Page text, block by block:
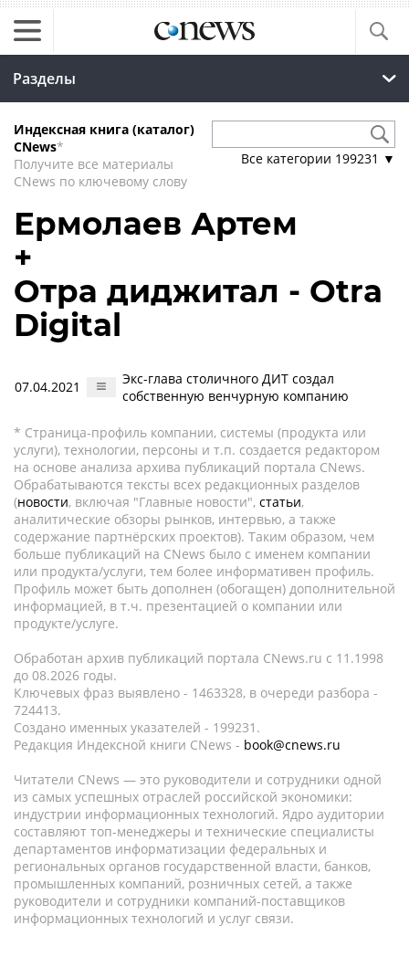
Разделы
Индексная книга (каталог)
CNews*
Получите все материалы
CNews по ключевому слову
Все категории 199231 ▼
Ермолаев Артем
+
Отра диджитал - Otra
Digital
07.04.2021
Экс-глава столичного ДИТ создал
собственную венчурную компанию
* Страница-профиль компании, системы (продукта или
услуги), технологии, персоны и т.п. создается редактором
на основе анализа архива публикаций портала CNews.
Обрабатываются тексты всех редакционных разделов
(новости, включая "Главные новости", статьи,
аналитические обзоры рынков, интервью, а также
содержание партнёрских проектов). Таким образом, чем
больше публикаций на CNews было с именем компании
или продукта/услуги, тем более информативен профиль.
Профиль может быть дополнен (обогащен) дополнительной
информацией, в т.ч. презентацией о компании или
продукте/услуге.
Обработан архив публикаций портала CNews.ru c 11.1998
до 08.2026 годы.
Ключевых фраз выявлено - 1463328, в очереди разбора -
724413.
Создано именных указателей - 199231.
Редакция Индексной книги CNews - book@cnews.ru
Читатели CNews — это руководители и сотрудники одной
из самых успешных отраслей российской экономики:
индустрии информационных технологий. Ядро аудитории
составляют топ-менеджеры и технические специалисты
департаментов информатизации федеральных и
региональных органов государственной власти, банков,
промышленных компаний, розничных сетей, а также
руководители и сотрудники компаний-поставщиков
информационных технологий и услуг связи.